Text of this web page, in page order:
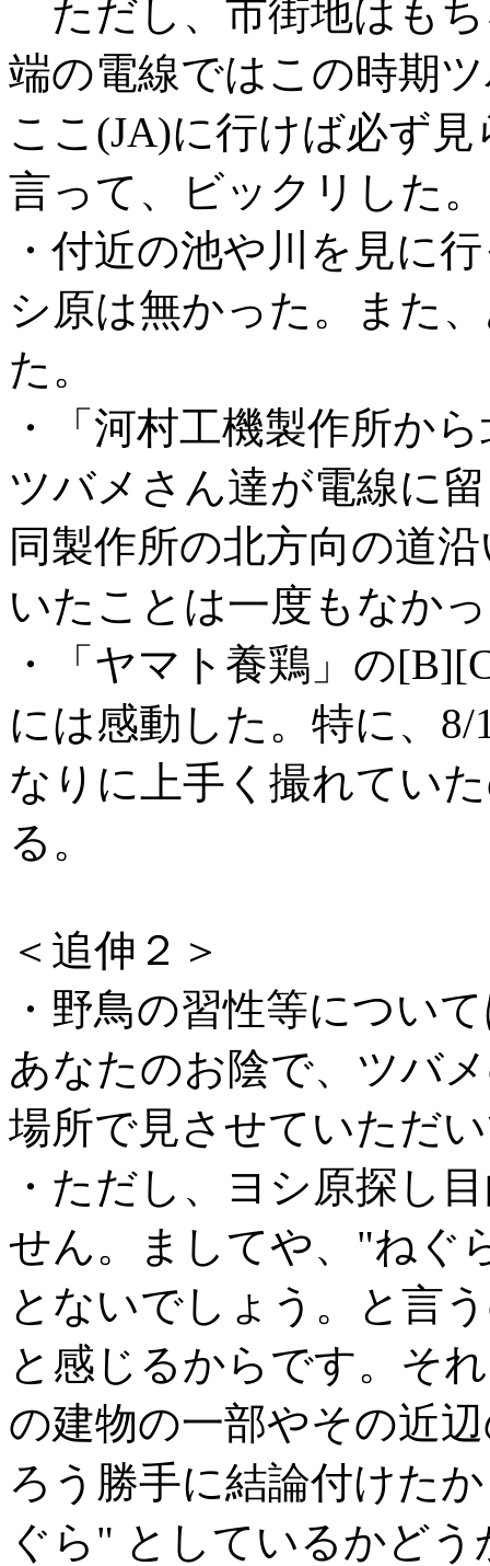
ただし、市街地はも
端の電線ではこの時期
ここ(JA)に行けば必ず
言って、ビックリした。
・付近の池や川を見に
シ原は無かった。また
た。
・「河村工機製作所か
ツバメさん達が電線に
同製作所の北方向の道
いたことは一度もなか
・「ヤマト養鶏」の
には感動した。特に、
なりに上手く撮れてい
る。
＜追伸２＞
・野鳥の習性等につい
あなたのお陰で、ツバ
場所で見させていただ
・ただし、ヨシ原探し
せん。ましてや、"ねぐ
とないでしょう。と言
と感じるからです。そ
の建物の一部やその近
ろう勝手に結論付けた
ぐら" としているかど